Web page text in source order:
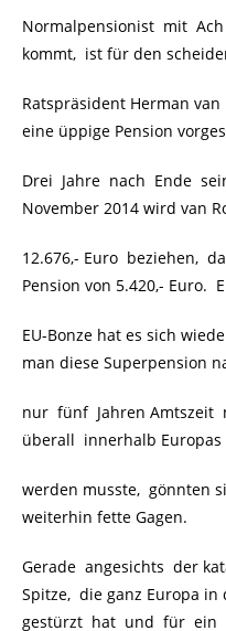
Normalpensionist mit
kommt, ist für den
Ratspräsident Herman van
eine üppige Pension
Drei Jahre nach Ende
November 2014 wird van
12.676,- Euro beziehen,
Pension von 5.420,- Euro.
EU-Bonze hat es sich
man diese Superpension
nur fünf Jahren Amtszeit
überall innerhalb Europas
werden musste, gönnten
weiterhin fette Gagen.
Gerade angesichts der
Spitze, die ganz Europa in
gestürzt hat und für ein